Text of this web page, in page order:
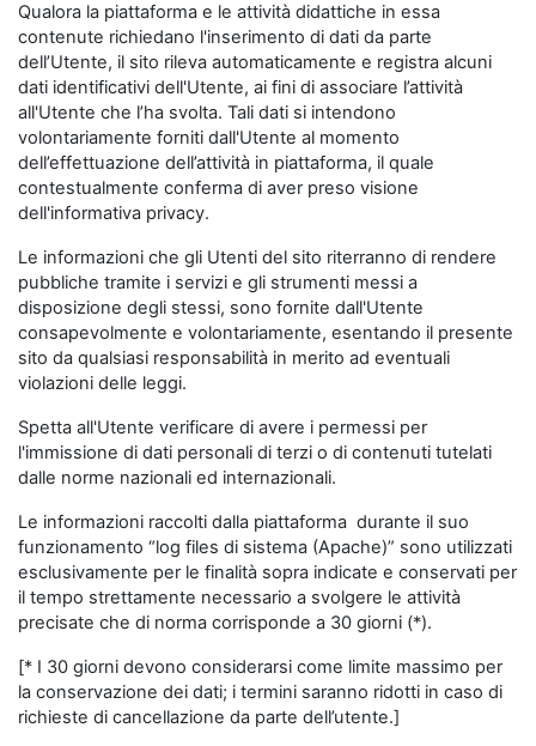
Qualora la piattaforma e le attività didattiche in essa
contenute richiedano l'inserimento di dati da parte
dell’Utente, il sito rileva automaticamente e registra alcuni
dati identificativi dell'Utente, ai fini di associare l’attività
all'Utente che l’ha svolta. Tali dati si intendono
volontariamente forniti dall'Utente al momento
dell’effettuazione dell’attività in piattaforma, il quale
contestualmente conferma di aver preso visione
dell'informativa privacy.
Le informazioni che gli Utenti del sito riterranno di rendere
pubbliche tramite i servizi e gli strumenti messi a
disposizione degli stessi, sono fornite dall'Utente
consapevolmente e volontariamente, esentando il presente
sito da qualsiasi responsabilità in merito ad eventuali
violazioni delle leggi.
Spetta all'Utente verificare di avere i permessi per
l'immissione di dati personali di terzi o di contenuti tutelati
dalle norme nazionali ed internazionali.
Le informazioni raccolti dalla piattaforma durante il suo
funzionamento “log files di sistema (Apache)” sono utilizzati
esclusivamente per le finalità sopra indicate e conservati per
il tempo strettamente necessario a svolgere le attività
precisate che di norma corrisponde a 30 giorni (*).
[* I 30 giorni devono considerarsi come limite massimo per
la conservazione dei dati; i termini saranno ridotti in caso di
richieste di cancellazione da parte dell’utente.]